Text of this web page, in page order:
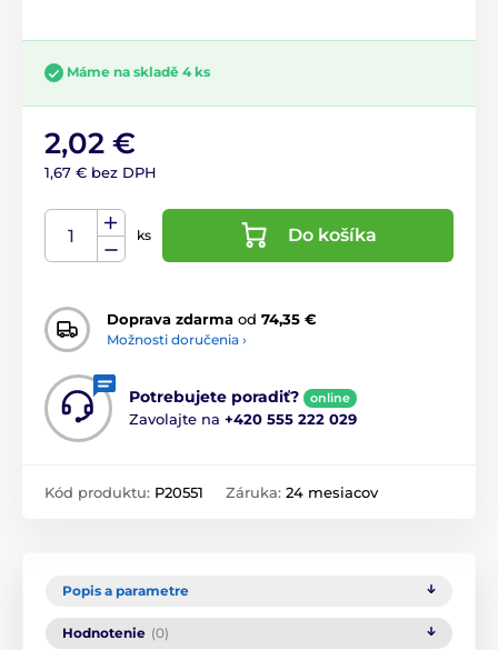
Máme na skladě 4 ks
2,02 €
1,67 € bez DPH
ks Do košíka
Doprava zdarma od 74,35 €
Možnosti doručenia ›
Potrebujete poradiť? online
Zavolajte na +420 555 222 029
Kód produktu: P20551 Záruka: 24 mesiacov
Popis a parametre
Hodnotenie (0)